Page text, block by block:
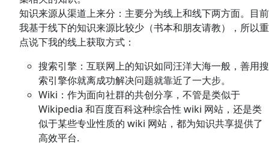
知识来源从渠道上来分：主要分为线上和线下两方面。目前
我基于线下的知识来源比较少（书本和朋友请教），所以重
点说下我的线上获取方式：
搜索引擎：互联网上的知识如同汪洋大海一般，善用搜
索引擎你就离成功解决问题就靠近了一大步。
Wiki：作为面向社群的共创分享，不管是类似于
Wikipedia 和百度百科这种综合性 wiki 网站，还是类
似于某些专业性质的 wiki 网站，都为知识共享提供了
高效平台.